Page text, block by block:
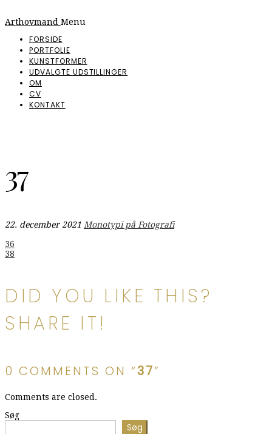
Arthovmand Menu
FORSIDE
PORTFOLIE
KUNSTFORMER
UDVALGTE UDSTILLINGER
OM
CV
KONTAKT
37
22. december 2021 Monotypi på Fotografi
Indlægsnavigation
36
38
DID YOU LIKE THIS?
SHARE IT!
0 COMMENTS ON “37”
Comments are closed.
Søg
Søg